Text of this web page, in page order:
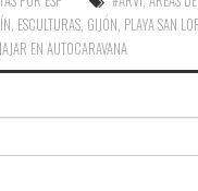
, ESCULTURAS, GIJÓN, PLAYA SAN
EN AUTOCARAVANA